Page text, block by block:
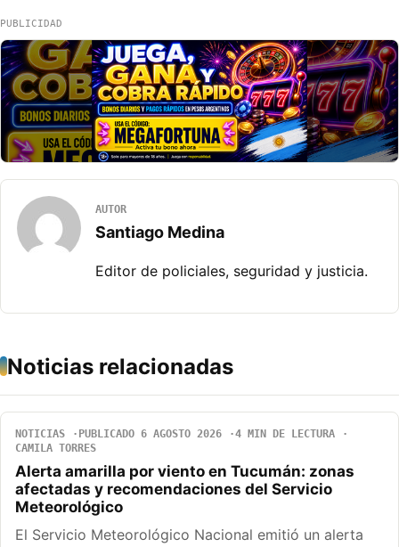
PUBLICIDAD
AUTOR
Santiago Medina
Editor de policiales, seguridad y justicia.
Noticias relacionadas
NOTICIAS PUBLICADO 6 AGOSTO 2026
4 MIN DE LECTURA
CAMILA TORRES
Alerta amarilla por viento en Tucumán: zonas
afectadas y recomendaciones del Servicio
Meteorológico
El Servicio Meteorológico Nacional emitió un alerta